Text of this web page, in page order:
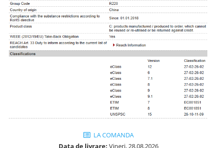
Cleme 4mm
Cleme 6mm
Intrerupator general
LA COMANDA
Data de livrare: Vineri, 28.08.2026